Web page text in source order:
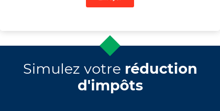
Simulez votre réduction
d'impôts